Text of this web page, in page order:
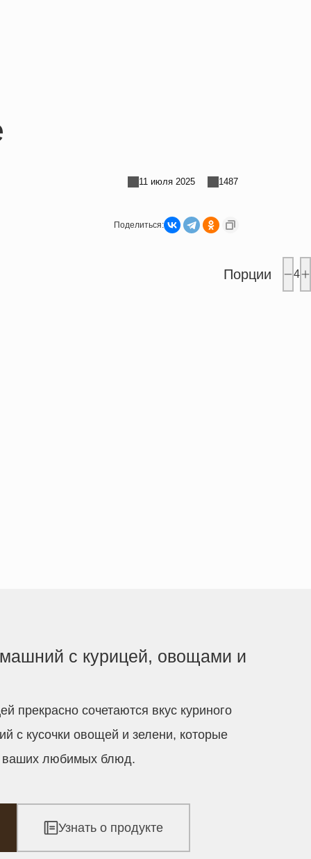
11 июля 2025 1487
Поделиться:
Порции 4
с курицей, овощами и
прекрасно сочетаются вкус куриного
с кусочки овощей и зелени, которые
ваших любимых блюд.
Узнать о продукте